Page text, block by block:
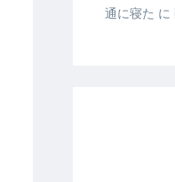
通に寝た に